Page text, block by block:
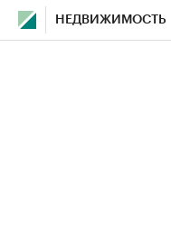
НЕДВИЖИМОСТЬ